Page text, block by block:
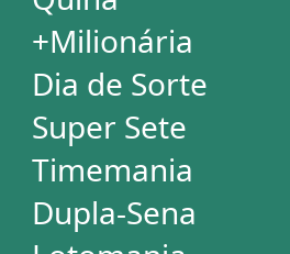
Mega-Sena
Lotofácil
Quina
+Milionária
Dia de Sorte
Super Sete